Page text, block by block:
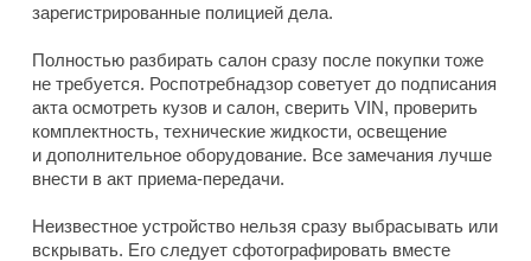
зарегистрированные полицией дела.
Полностью разбирать салон сразу после покупки тоже
не требуется. Роспотребнадзор советует до подписания
акта осмотреть кузов и салон, сверить VIN, проверить
комплектность, технические жидкости, освещение
и дополнительное оборудование. Все замечания лучше
внести в акт приема-передачи.
Неизвестное устройство нельзя сразу выбрасывать или
вскрывать. Его следует сфотографировать вместе